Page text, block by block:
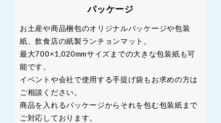
パッケージ
お土産や商品梱包のオリジナルパッケージや包装
紙、飲食店の紙製ランチョンマット。
最大700×1,020mmサイズまでの大きな包装紙も可
能です。
イベントや会社で使用する手提げ袋もお求めの方は
ご相談ください。
商品を入れるパッケージからそれを包む包装紙まで
ご対応しております。